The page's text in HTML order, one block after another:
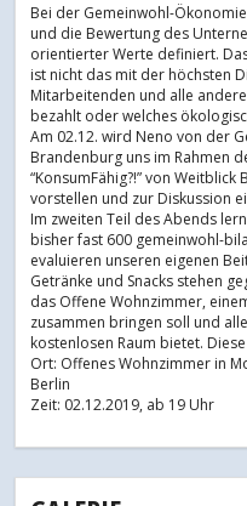
Bei der Gemeinwohl-
und die Bewertung des
orientierter Werte definiert.
ist nicht das mit der höchsten
Mitarbeitenden und alle
bezahlt oder welches
Am 02.12. wird Neno von der
Brandenburg uns im Rahmen
“KonsumFähig?!” von Weitblick
vorstellen und zur Diskussion
Im zweiten Teil des Abends
bisher fast 600 gemeinwohl-
evaluieren unseren eigenen
Getränke und Snacks stehen
das Offene Wohnzimmer,
zusammen bringen soll und
kostenlosen Raum bietet.
Ort: Offenes Wohnzimmer in
Berlin
Zeit: 02.12.2019, ab 19 Uhr